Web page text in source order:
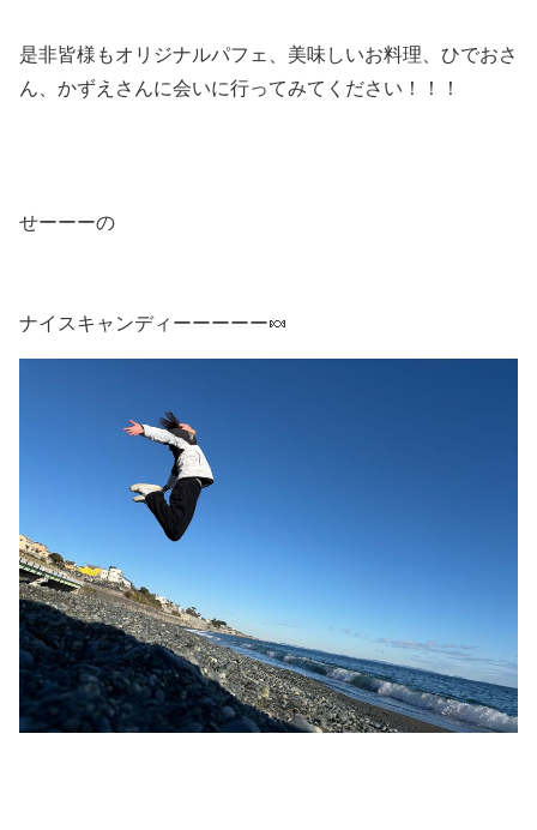
是非皆様もオリジナルパフェ、美味しいお料理、ひでおさ
ん、かずえさんに会いに行ってみてください！！！
せーーーの
ナイスキャンディーーーーー🍬